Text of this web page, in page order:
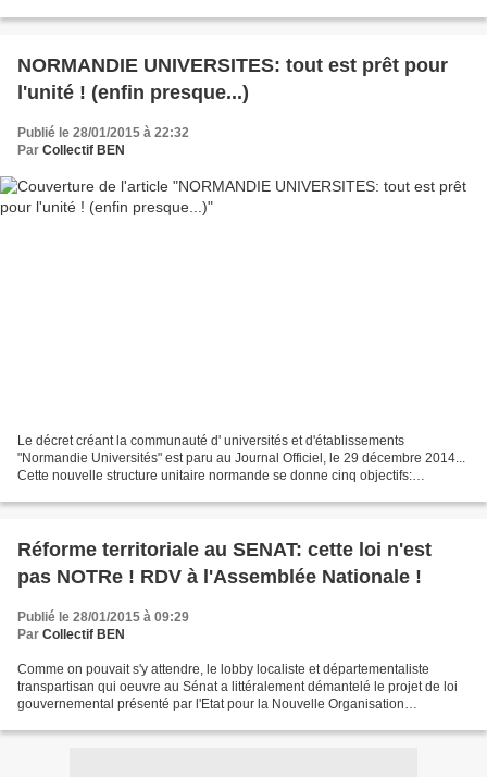
NORMANDIE UNIVERSITES: tout est prêt pour
l'unité ! (enfin presque...)
Publié le 28/01/2015 à 22:32
Par Collectif BEN
Le décret créant la communauté d' universités et d'établissements
"Normandie Universités" est paru au Journal Officiel, le 29 décembre 2014...
Cette nouvelle structure unitaire normande se donne cinq objectifs:
Réforme territoriale au SENAT: cette loi n'est
pas NOTRe ! RDV à l'Assemblée Nationale !
Publié le 28/01/2015 à 09:29
Par Collectif BEN
Comme on pouvait s'y attendre, le lobby localiste et départementaliste
transpartisan qui oeuvre au Sénat a littéralement démantelé le projet de loi
gouvernemental présenté par l'Etat pour la Nouvelle Organisation